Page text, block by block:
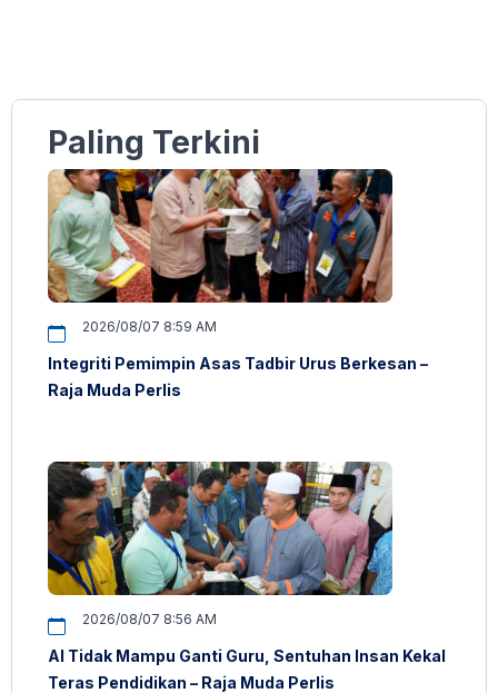
Paling Terkini
2026/08/07 8:59 AM
Integriti Pemimpin Asas Tadbir Urus Berkesan –
Raja Muda Perlis
2026/08/07 8:56 AM
AI Tidak Mampu Ganti Guru, Sentuhan Insan Kekal
Teras Pendidikan – Raja Muda Perlis